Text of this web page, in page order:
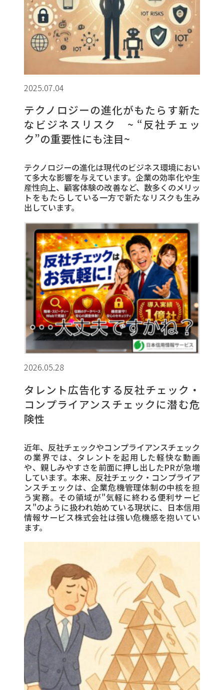
2025.07.04
テクノロジーの進化がもたらす新た
なビジネスリスク ~ “反社チェッ
ク”の重要性にも注目~
テクノロジーの進化は現代のビジネス環境におい
て多大な影響を与えています。企業の効率化や生
産性向上、顧客体験の改善など、数多くのメリッ
トをもたらしている一方で新たなリスクも生み
出しています。
2026.05.28
タレント広告化する反社チェック・
コンプライアンスチェックに潜む危
険性
近年、反社チェックやコンプライアンスチェック
の業界では、タレントを起用した軽快な動画
や、親しみやすさを前面に押し出したPRが急増
しています。本来、反社チェック・コンプライア
ンスチェックは、企業危機管理体制の中核を担
う実務。その領域が"気軽に終わる便利サービ
ス"のように扱われ始めている現状に、日本信用
情報サービス株式会社は強い危機感を抱いてい
ます。